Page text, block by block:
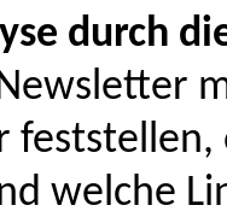
durch
welche